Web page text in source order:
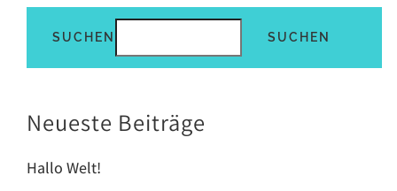
SUCHEN SUCHEN
Neueste Beiträge
Hallo Welt!